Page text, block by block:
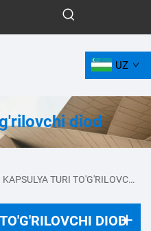
UZ
diod
KAPSULYA TURI TO'G'RILOVCHI DIODE
DIOD